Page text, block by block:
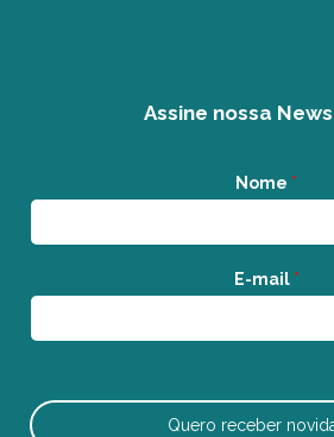
Assine nossa
Nome *
E-mail *
Quero receber